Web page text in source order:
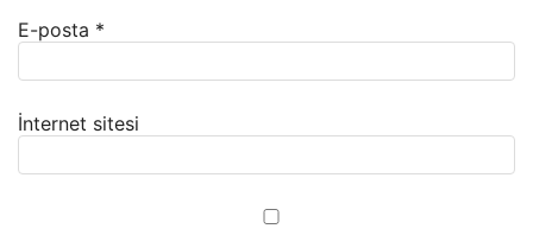
E-posta *
İnternet sitesi